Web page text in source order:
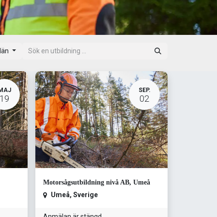
19
SEP.
02
Motorsågsutbildning nivå AB, Umeå
Umeå, Sverige